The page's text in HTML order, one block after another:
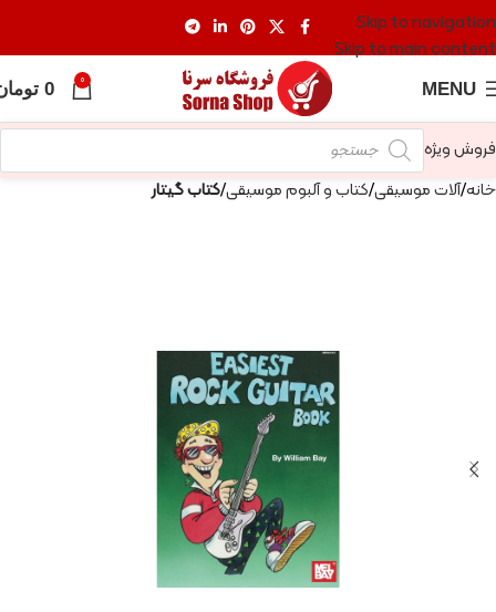
Skip to navigation
Skip to main content
MENU
0
0
فروش ویژه
خانه آلات موسیقی کتاب و آلبوم موسیقی کتاب گیتار